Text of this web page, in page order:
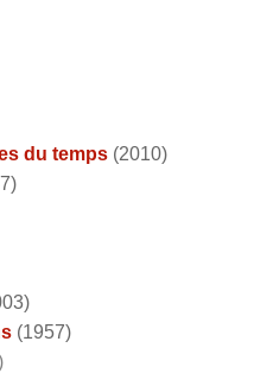
du temps (2010)
(1957)